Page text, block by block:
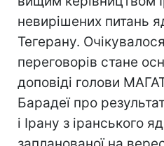
невирішених питань
Тегерану.
переговорів стане
доповіді голови
Барадеї про
і Ірану з іранського